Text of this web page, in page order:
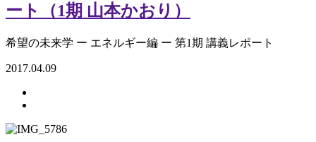
ート（1期 山本かおり）
希望の未来学 ー エネルギー編 ー 第1期 講義レポート
2017.04.09